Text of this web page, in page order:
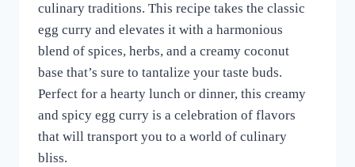
culinary traditions. This recipe takes the classic
egg curry and elevates it with a harmonious
blend of spices, herbs, and a creamy coconut
base that’s sure to tantalize your taste buds.
Perfect for a hearty lunch or dinner, this creamy
and spicy egg curry is a celebration of flavors
that will transport you to a world of culinary
bliss.